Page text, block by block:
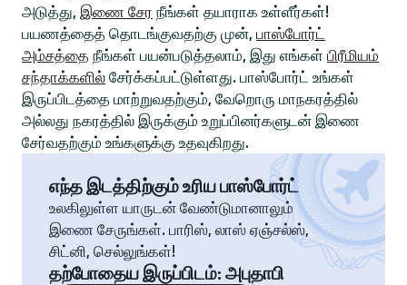
அடுத்து, இணை சேர நீங்கள் தயாராக உள்ளீர்கள்!
பயணத்தைத் தொடங்குவதற்கு முன், பாஸ்போர்ட்
அம்சத்தை நீங்கள் பயன்படுத்தலாம், இது எங்கள் பிரீமியம்
சந்தாக்களில் சேர்க்கப்பட்டுள்ளது. பாஸ்போர்ட் உங்கள்
இருப்பிடத்தை மாற்றுவதற்கும், வேறொரு மாநகரத்தில்
அல்லது நகரத்தில் இருக்கும் உறுப்பினர்களுடன் இணை
சேர்வதற்கும் உங்களுக்கு உதவுகிறது.
எந்த இடத்திற்கும் உரிய பாஸ்போர்ட்
உலகிலுள்ள யாருடன் வேண்டுமானாலும்
இணை சேருங்கள். பாரிஸ், லாஸ் ஏஞ்சல்ஸ்,
சிட்னி, செல்லுங்கள்!
தற்போதைய இருப்பிடம்: அபுதாபி